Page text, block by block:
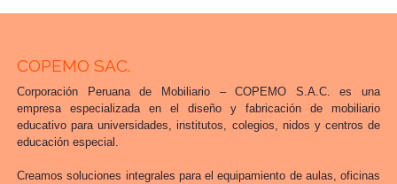
COPEMO SAC.
Corporación Peruana de Mobiliario – COPEMO S.A.C. es una
empresa especializada en el diseño y fabricación de mobiliario
educativo para universidades, institutos, colegios, nidos y centros de
educación especial.
Creamos soluciones integrales para el equipamiento de aulas, oficinas